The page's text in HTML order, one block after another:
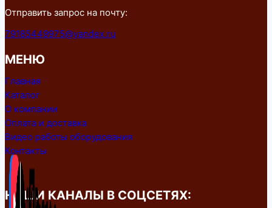
Отправить запрос на почту:
79185449975@yandex.ru
МЕНЮ
Главная
Каталог
О компании
Оплата и доставка
Видео работы оборудования
Контакты
НАШИ КАНАЛЫ В СОЦСЕТЯХ: